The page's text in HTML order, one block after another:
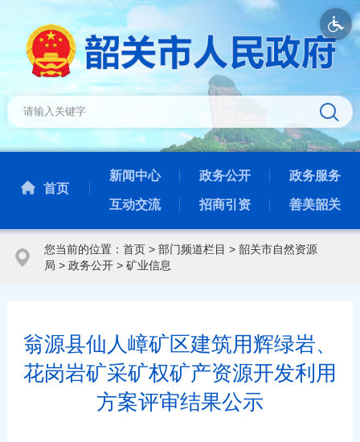
首页
新闻中心 政务公开 政务服务
互动交流 招商引资 善美韶关
您当前的位置： 首页> 部门频道栏目 > 韶关市自然资源
局 > 政务公开> 矿业信息
翁源县仙人嶂矿区建筑用辉绿岩、
花岗岩矿采矿权矿产资源开发利用
方案评审结果公示